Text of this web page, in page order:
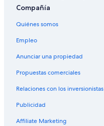
Compañía
Quiénes somos
Empleo
Anunciar una propiedad
Propuestas comerciales
Relaciones con los inversionistas
Publicidad
Affiliate Marketing